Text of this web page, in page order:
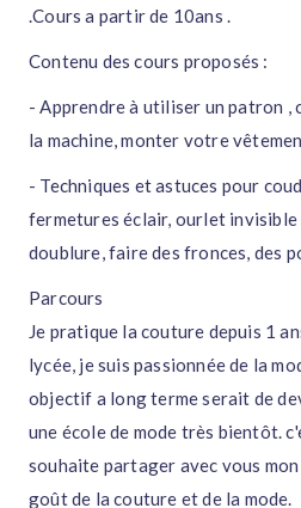
.Cours a partir de 10ans .
Contenu des cours proposés :
- Apprendre à utiliser un patron ,
la machine, monter votre
- Techniques et astuces pour
fermetures éclair, ourlet invisible
doublure, faire des fronces, des
Parcours
Je pratique la couture depuis 1
lycée, je suis passionnée de la
objectif a long terme serait de
une école de mode très bientôt.
souhaite partager avec vous
goût de la couture et de la mode.